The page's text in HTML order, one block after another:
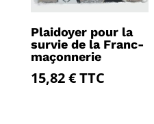
Plaidoyer pour la
survie de la Franc-
maçonnerie
15,82€TTC